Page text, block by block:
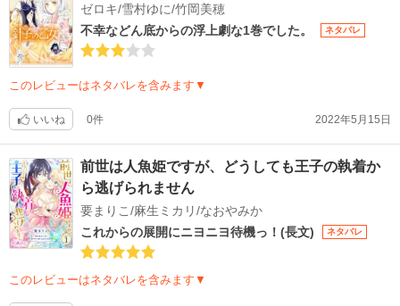
ゼロキ/雪村ゆに/竹岡美穂
不幸などん底からの浮上劇な1巻でした。
ネタバレ
このレビューはネタバレを含みます▼
いいね 0件 2022年5月15日
前世は人魚姫ですが、どうしても王子の執着か
ら逃げられません
要まりこ/麻生ミカリ/なおやみか
これからの展開にニヨニヨ待機っ！(長文)
ネタバレ
このレビューはネタバレを含みます▼